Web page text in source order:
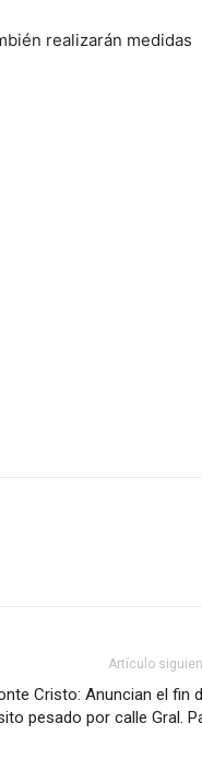
realizarán medidas
Artículo
Cristo: Anuncian el fin
pesado por calle Gral.